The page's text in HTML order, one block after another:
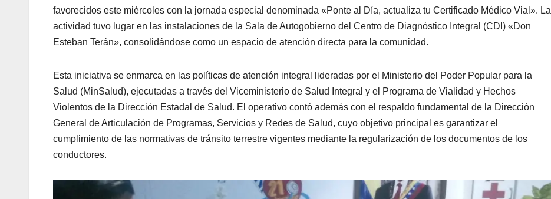
favorecidos este miércoles con la jornada especial denominada «Ponte al Día, actualiza tu Certificado Médico Vial». La
actividad tuvo lugar en las instalaciones de la Sala de Autogobierno del Centro de Diagnóstico Integral (CDI) «Don
Esteban Terán», consolidándose como un espacio de atención directa para la comunidad.
Esta iniciativa se enmarca en las políticas de atención integral lideradas por el Ministerio del Poder Popular para la
Salud (MinSalud), ejecutadas a través del Viceministerio de Salud Integral y el Programa de Vialidad y Hechos
Violentos de la Dirección Estadal de Salud. El operativo contó además con el respaldo fundamental de la Dirección
General de Articulación de Programas, Servicios y Redes de Salud, cuyo objetivo principal es garantizar el
cumplimiento de las normativas de tránsito terrestre vigentes mediante la regularización de los documentos de los
conductores.